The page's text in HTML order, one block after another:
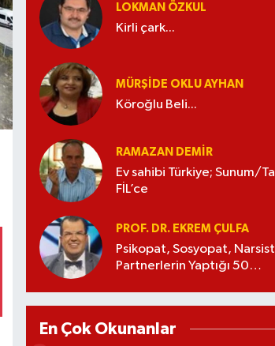
LOKMAN ÖZKUL
Kirli çark...
MÜRŞIDE OKLU AYHAN
Köroğlu Beli...
RAMAZAN DEMİR
Ev sahibi Türkiye; Sunum/
FİL’ce
PROF. DR. EKREM ÇULFA
Psikopat, Sosyopat, Narsist
Partnerlerin Yaptığı 50
En Çok Okunanlar